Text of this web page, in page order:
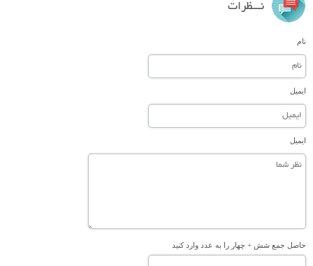
نـــظرات
نام
ایمیل
ایمیل
حاصل جمع شش + چهار را به عدد وارد کنید